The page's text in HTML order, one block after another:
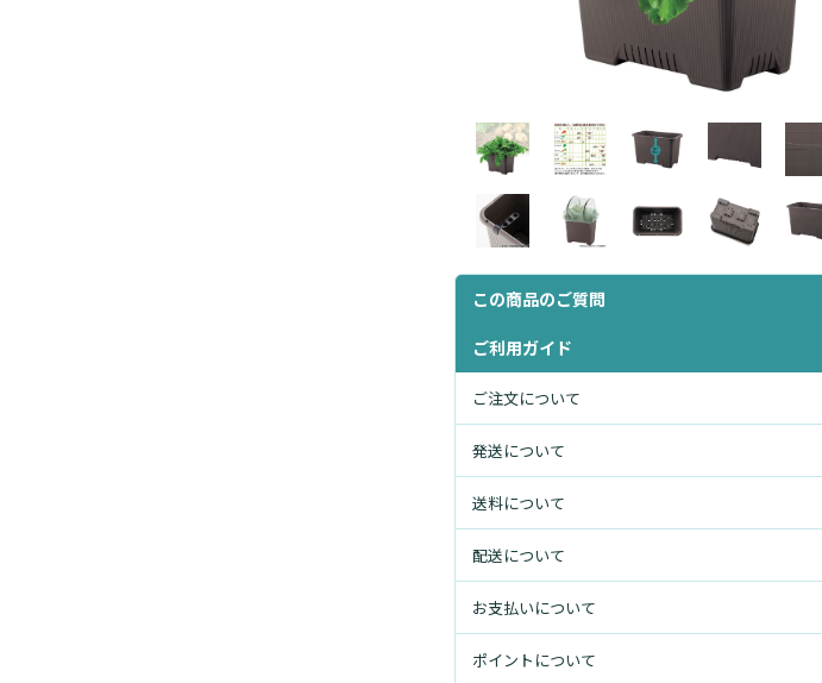
この商品のご質問
ご利用ガイド
ご注文について
発送について
送料について
配送について
お支払いについて
ポイントについて